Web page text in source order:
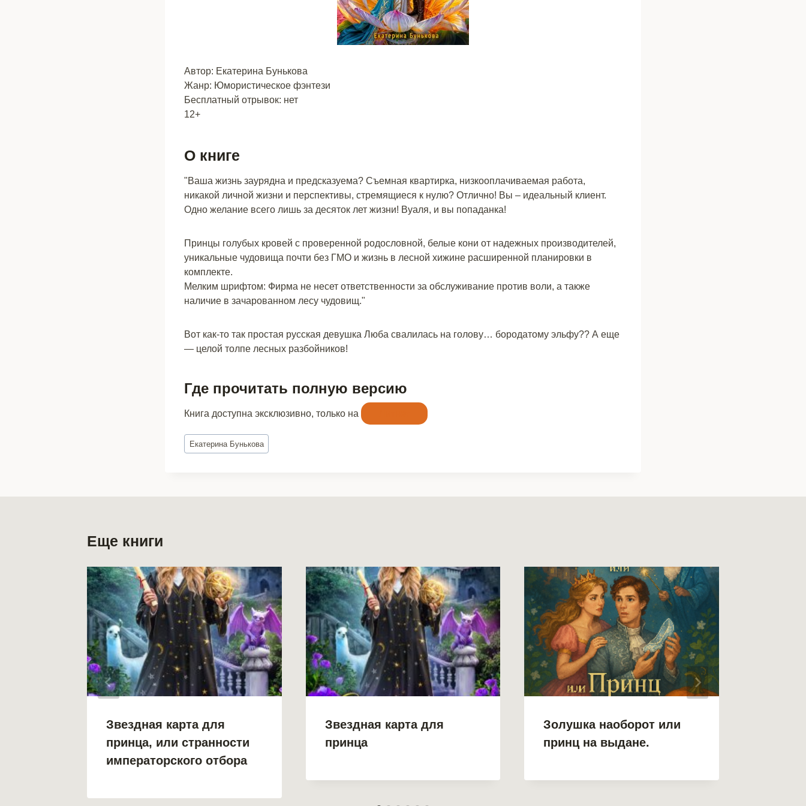
Автор: Екатерина Бунькова
Жанр: Юмористическое фэнтези
Бесплатный отрывок: нет
12+
О книге
"Ваша жизнь заурядна и предсказуема? Съемная квартирка, низкооплачиваемая работа,
никакой личной жизни и перспективы, стремящиеся к нулю? Отлично! Вы – идеальный клиент.
Одно желание всего лишь за десяток лет жизни! Вуаля, и вы попаданка!
Принцы голубых кровей с проверенной родословной, белые кони от надежных производителей,
уникальные чудовища почти без ГМО и жизнь в лесной хижине расширенной планировки в
комплекте.
Мелким шрифтом: Фирма не несет ответственности за обслуживание против воли, а также
наличие в зачарованном лесу чудовищ."
Вот как-то так простая русская девушка Люба свалилась на голову… бородатому эльфу?? А еще
— целой толпе лесных разбойников!
Где прочитать полную версию
Книга доступна эксклюзивно, только на
Метки
записи:
Екатерина Бунькова
Еще книги
Звездная карта для
принца, или странности
императорского отбора
Звездная карта для
принца
Золушка наоборот или
принц на выдане.